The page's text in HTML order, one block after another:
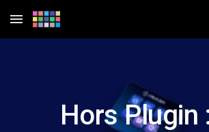
Skip to main content
Hors Plugin